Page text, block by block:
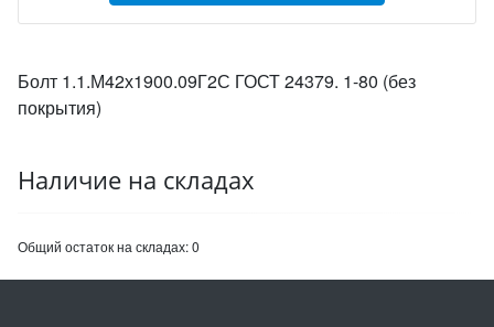
Болт 1.1.М42х1900.09Г2С ГОСТ 24379. 1-80 (без
покрытия)
Наличие на складах
Общий остаток на складах:0